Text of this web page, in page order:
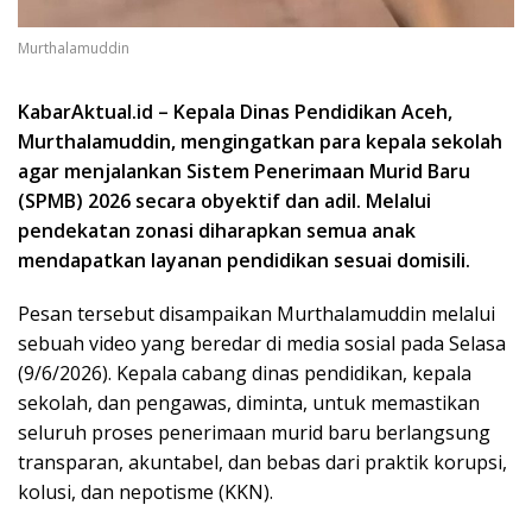
Murthalamuddin
KabarAktual.id – Kepala Dinas Pendidikan Aceh,
Murthalamuddin, mengingatkan para kepala sekolah
agar menjalankan Sistem Penerimaan Murid Baru
(SPMB) 2026 secara obyektif dan adil. Melalui
pendekatan zonasi diharapkan semua anak
mendapatkan layanan pendidikan sesuai domisili.
Pesan tersebut disampaikan Murthalamuddin melalui
sebuah video yang beredar di media sosial pada Selasa
(9/6/2026). Kepala cabang dinas pendidikan, kepala
sekolah, dan pengawas, diminta, untuk memastikan
seluruh proses penerimaan murid baru berlangsung
transparan, akuntabel, dan bebas dari praktik korupsi,
kolusi, dan nepotisme (KKN).